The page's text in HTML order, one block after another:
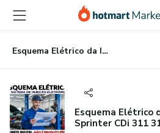
para
conteúdo
principal
para
pagamento
para
rodapé
Esquema Elétrico da Injeção Eletrônica Sprinter CDi 311 313 408 413 de 2000 a 2007
Esquema Elétrico
Sprinter CDi 311